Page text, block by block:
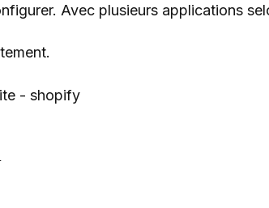
Avec plusieurs applications